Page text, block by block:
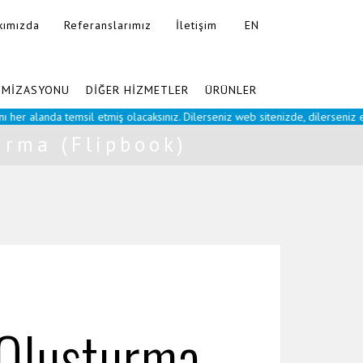
Referanslarımız İletişim EN
DİĞER HİZMETLER
ÜRÜNLER
temsil etmiş olacaksınız. Dilerseniz web sitenizde, dilerseniz e-
(Flipbook)